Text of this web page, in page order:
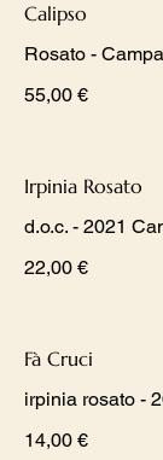
Calipso
Rosato -
55,00 €
Irpinia Rosato
d.o.c. - 2021
22,00 €
Fà Cruci
irpinia rosato -
14,00 €